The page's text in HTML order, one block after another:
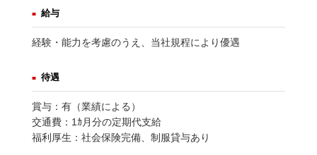
給与
経験・能力を考慮のうえ、当社規程により優遇
待遇
賞与：有（業績による）
交通費：1ｶ月分の定期代支給
福利厚生：社会保険完備、制服貸与あり